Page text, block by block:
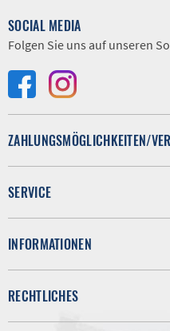
SOCIAL MEDIA
Folgen Sie uns auf unseren
ZAHLUNGSMÖGLICHKEITEN/
SERVICE
INFORMATIONEN
RECHTLICHES